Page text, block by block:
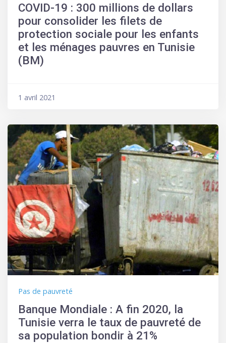
COVID-19 : 300 millions de dollars
pour consolider les filets de
protection sociale pour les enfants
et les ménages pauvres en Tunisie
(BM)
1 avril 2021
Banque Mondiale : A fin 2020, la
Tunisie verra le taux de pauvreté de
sa population bondir à 21%
Pas de pauvreté